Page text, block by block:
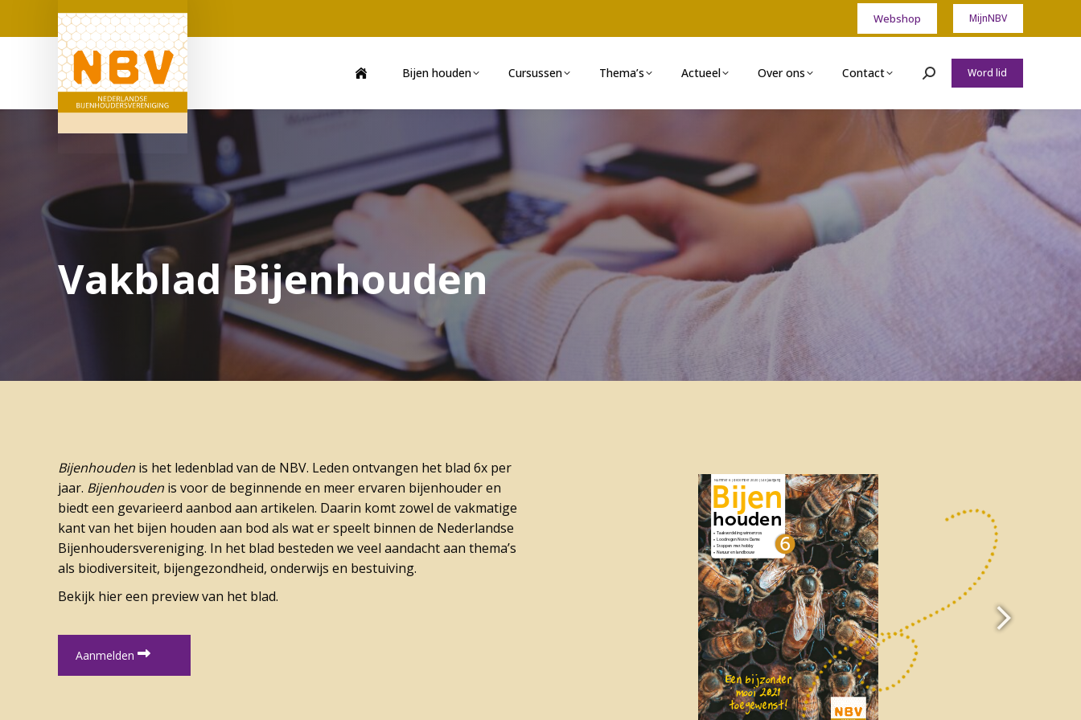
Webshop MijnNBV
Bijen houden Cursussen Thema’s Actueel Over ons Contact Zoeken:Word lid
Vakblad Bijenhouden
Bijenhouden is het ledenblad van de NBV. Leden ontvangen het blad 6x per
jaar. Bijenhouden is voor de beginnende en meer ervaren bijenhouder en
biedt een gevarieerd aanbod aan artikelen. Daarin komt zowel de vakmatige
kant van het bijen houden aan bod als wat er speelt binnen de Nederlandse
Bijenhoudersvereniging. In het blad besteden we veel aandacht aan thema’s
als biodiversiteit, bijengezondheid, onderwijs en bestuiving.
Bekijk hier een preview van het blad.
Aanmelden